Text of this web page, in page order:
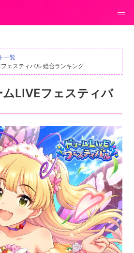
一覧
ェスティバル 総合ランキング
LIVEフェスティバ